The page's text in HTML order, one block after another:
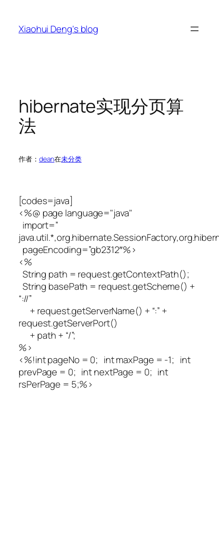
Xiaohui Deng's blog
hibernate实现分页算
法
作者： dean在未分类
[codes=java]
<%@ page language="java"
import=”
pageEncoding=”gb2312″%>
<%
String path = request.getContextPath();
String basePath = request.getScheme() +
“://”
+ request.getServerName() + “:” +
request.getServerPort()
+ path + “/”;
%>
<%!int pageNo = 0; int maxPage = -1; int
prevPage = 0; int nextPage = 0; int
rsPerPage = 5;%>